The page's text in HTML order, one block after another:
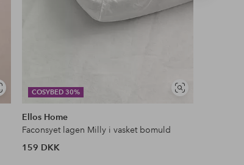
COSYBED 30%
Se
Ellos Home
Faconsyet lagen Milly i vasket bomuld
159 DKK